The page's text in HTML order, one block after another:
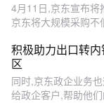
4月11日,京东宣布将
京东将大规模采购
积极助力出口转
区
同时,京东政企业务
给政企客户,帮助他